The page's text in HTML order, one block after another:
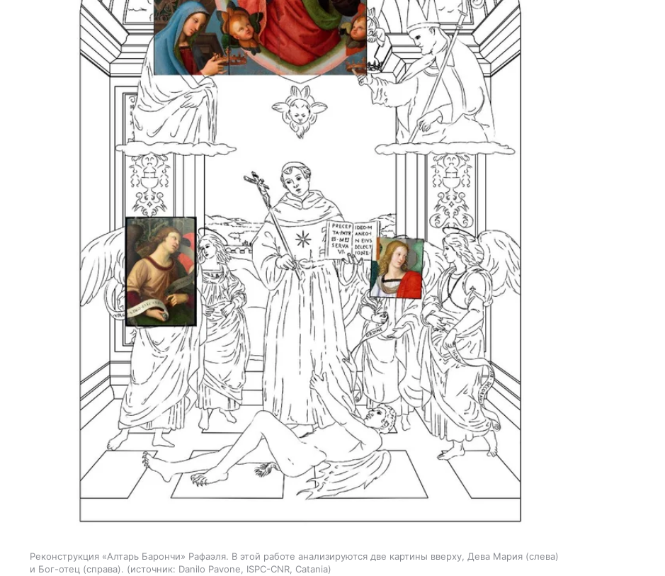
Реконструкция «Алтарь Барончи» Рафаэля. В этой работе анализируются две картины вверху, Дева Мария (слева)
и Бог-отец (справа).
источник: Danilo Pavone, ISPC-CNR, Catania